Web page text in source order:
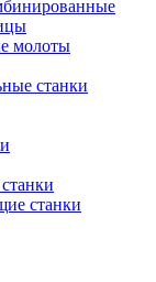
молоты
станки
станки